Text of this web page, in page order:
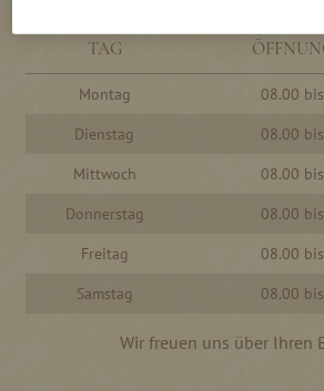
TAG
Montag
08.00
Dienstag
08.00
Mittwoch
08.00
Donnerstag
08.00
Freitag
08.00
Samstag
08.00
Wir freuen uns über Ihren